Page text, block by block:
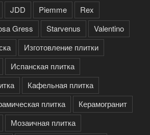
JDD Piemme
Rex
Gress Starvenus
Valentino
Изготовление плитки
Испанская плитка
Кафельная плитка
плитка
Керамогранит
Мозаичная плитка